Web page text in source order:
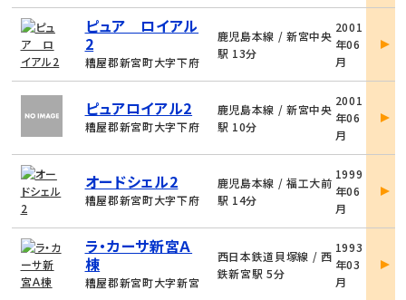
ピュア ロイアル
2
糟屋郡新宮町大字下府
鹿児島本線 / 新宮中央
駅 13分
2001
年06
月
詳
ピュアロイアル2
糟屋郡新宮町大字下府
鹿児島本線 / 新宮中央
駅 10分
2001
年06
月
詳
オードシェル2
糟屋郡新宮町大字下府
鹿児島本線 / 福工大前
駅 14分
1999
年06
月
詳
ラ・カーサ新宮Ａ
棟
糟屋郡新宮町大字新宮
西日本鉄道貝塚線 / 西
鉄新宮駅 5分
1993
年03
月
詳